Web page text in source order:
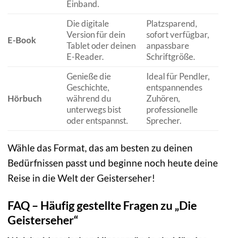
Einband.
E-Book
Die digitale
Version für dein
Tablet oder deinen
E-Reader.
Platzsparend,
sofort verfügbar,
anpassbare
Schriftgröße.
Hörbuch
Genieße die
Geschichte,
während du
unterwegs bist
oder entspannst.
Ideal für Pendler,
entspannendes
Zuhören,
professionelle
Sprecher.
Wähle das Format, das am besten zu deinen
Bedürfnissen passt und beginne noch heute deine
Reise in die Welt der Geisterseher!
FAQ – Häufig gestellte Fragen zu „Die
Geisterseher“